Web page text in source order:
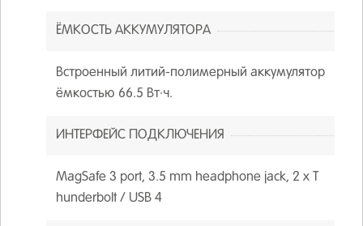
ЁМКОСТЬ АККУМУЛЯТОРА
Встроенный литий-полимерный аккумулятор
ёмкостью 66.5 Вт·ч.
ИНТЕРФЕЙС ПОДКЛЮЧЕНИЯ
MagSafe 3 port, 3.5 mm headphone jack, 2 х T
hunderbolt / USB 4